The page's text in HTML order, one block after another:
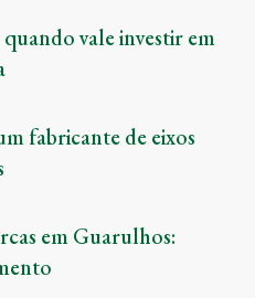
vale investir em
fabricante de eixos
em Guarulhos: